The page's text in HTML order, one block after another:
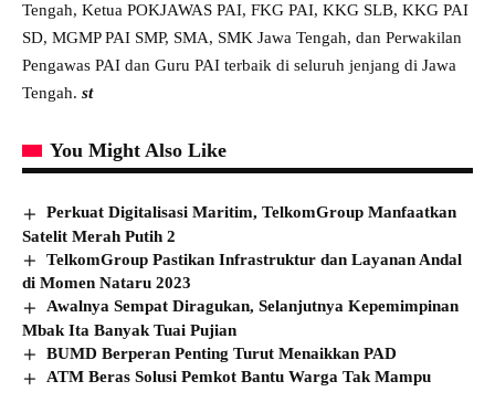
Tengah, Ketua POKJAWAS PAI, FKG PAI, KKG SLB, KKG PAI
SD, MGMP PAI SMP, SMA, SMK Jawa Tengah, dan Perwakilan
Pengawas PAI dan Guru PAI terbaik di seluruh jenjang di Jawa
Tengah. st
You Might Also Like
Perkuat Digitalisasi Maritim, TelkomGroup Manfaatkan
Satelit Merah Putih 2
TelkomGroup Pastikan Infrastruktur dan Layanan Andal
di Momen Nataru 2023
Awalnya Sempat Diragukan, Selanjutnya Kepemimpinan
Mbak Ita Banyak Tuai Pujian
BUMD Berperan Penting Turut Menaikkan PAD
ATM Beras Solusi Pemkot Bantu Warga Tak Mampu